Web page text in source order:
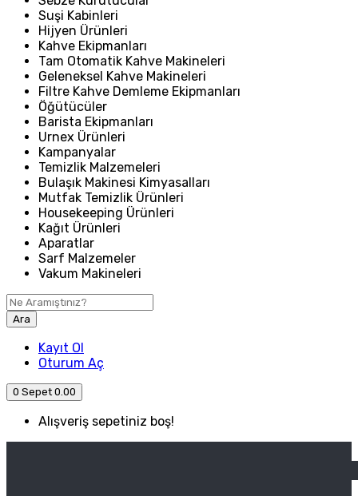
Suşi Kabinleri
Hijyen Ürünleri
Kahve Ekipmanları
Tam Otomatik Kahve Makineleri
Geleneksel Kahve Makineleri
Filtre Kahve Demleme Ekipmanları
Öğütücüler
Barista Ekipmanları
Urnex Ürünleri
Kampanyalar
Temizlik Malzemeleri
Bulaşık Makinesi Kimyasalları
Mutfak Temizlik Ürünleri
Housekeeping Ürünleri
Kağıt Ürünleri
Aparatlar
Sarf Malzemeler
Vakum Makineleri
Ara
Kayıt Ol
Oturum Aç
0 Sepet 0.00
Alışveriş sepetiniz boş!